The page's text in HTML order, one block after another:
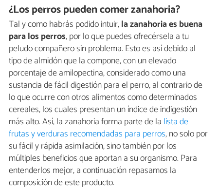
¿Los perros pueden comer zanahoria?
Tal y como habrás podido intuir,la zanahoria es buena
para los perros, por lo que puedes ofrecérsela a tu
peludo compañero sin problema. Esto es así debido al
tipo de almidón que la compone, con un elevado
porcentaje de amilopectina, considerado como una
sustancia de fácil digestión para el perro, al contrario de
lo que ocurre con otros alimentos como determinados
cereales, los cuales presentan un índice de indigestión
más alto. Así, la zanahoria forma parte de la lista de
frutas y verduras recomendadas para perros, no solo por
su fácil y rápida asimilación, sino también por los
múltiples beneficios que aportan a su organismo. Para
entenderlos mejor, a continuación repasamos la
composición de este producto.